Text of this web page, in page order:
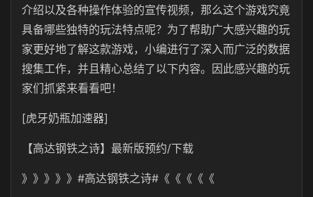
介绍以及各种操作体验的宣传视频，那么这个游戏究竟
具备哪些独特的玩法特点呢？为了帮助广大感兴趣的玩
家更好地了解这款游戏，小编进行了深入而广泛的数据
搜集工作，并且精心总结了以下内容。因此感兴趣的玩
家们抓紧来看看吧！
[虎牙奶瓶加速器]
【高达钢铁之诗】最新版预约/下载
》》》》》#高达钢铁之诗#《《《《《